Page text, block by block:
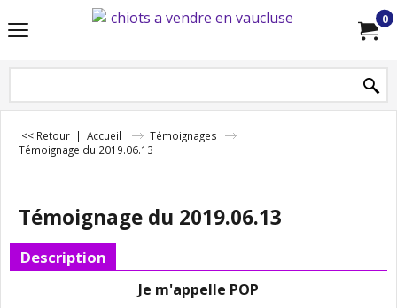
0
<< Retour | Accueil
Témoignages
Témoignage du 2019.06.13
Témoignage du 2019.06.13
Description
Je m'appelle POP